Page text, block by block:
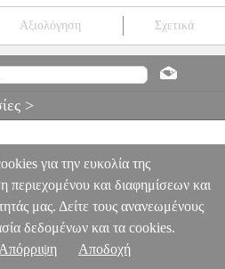
Αξιολόγηση Σχετικά
MSC.606883 MSC.606883
EDITIONS
 FLUTE CONCERTO
>
για την ευκολία της
περιεχομένου και διαφημίσεων και
μας. Δείτε τους ανανεωμένους
δεδομένων και τα cookies.
Απόρριψη Αποδοχή